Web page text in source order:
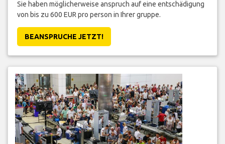
Sie haben möglicherweise anspruch auf eine entschädigung
von bis zu 600 EUR pro person in Ihrer gruppe.
BEANSPRUCHE JETZT!